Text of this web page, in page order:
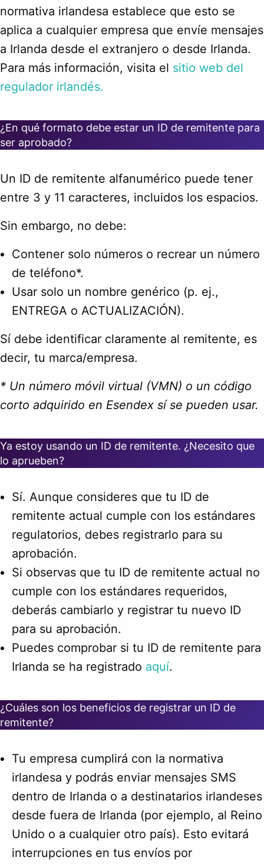
normativa irlandesa establece que esto se
aplica a cualquier empresa que envíe mensajes
a Irlanda desde el extranjero o desde Irlanda.
Para más información, visita el sitio web del
regulador irlandés.
¿En qué formato debe estar un ID de remitente para
ser aprobado?
Un ID de remitente alfanumérico puede tener
entre 3 y 11 caracteres, incluidos los espacios.
Sin embargo, no debe:
Contener solo números o recrear un número
de teléfono*.
Usar solo un nombre genérico (p. ej.,
ENTREGA o ACTUALIZACIÓN).
Sí debe identificar claramente al remitente, es
decir, tu marca/empresa.
* Un número móvil virtual (VMN) o un código
corto adquirido en Esendex sí se pueden usar.
Ya estoy usando un ID de remitente. ¿Necesito que
lo aprueben?
Sí. Aunque consideres que tu ID de
remitente actual cumple con los estándares
regulatorios, debes registrarlo para su
aprobación.
Si observas que tu ID de remitente actual no
cumple con los estándares requeridos,
deberás cambiarlo y registrar tu nuevo ID
para su aprobación.
Puedes comprobar si tu ID de remitente para
Irlanda se ha registrado aquí.
¿Cuáles son los beneficios de registrar un ID de
remitente?
Tu empresa cumplirá con la normativa
irlandesa y podrás enviar mensajes SMS
dentro de Irlanda o a destinatarios irlandeses
desde fuera de Irlanda (por ejemplo, al Reino
Unido o a cualquier otro país). Esto evitará
interrupciones en tus envíos por